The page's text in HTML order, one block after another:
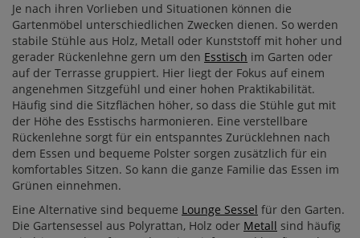
Je nach ihren Vorlieben und Situationen können die
Gartenmöbel unterschiedlichen Zwecken dienen. So werden
stabile Stühle aus Holz, Metall oder Kunststoff mit hoher und
gerader Rückenlehne gern um den Esstisch im Garten oder
auf der Terrasse gruppiert. Hier liegt der Fokus auf einem
angenehmen Sitzgefühl und einer hohen Praktikabilität.
Häufig sind die Sitzflächen höher, so dass die Stühle gut mit
der Höhe des Esstischs harmonieren. Eine verstellbare
Rückenlehne sorgt für ein entspanntes Zurücklehnen nach
dem Essen und bequeme Polster sorgen zusätzlich für ein
komfortables Sitzen. So kann die ganze Familie das Essen im
Grünen einnehmen.
Eine Alternative sind bequeme Lounge Sessel für den Garten.
Die Gartensessel aus Polyrattan, Holz oder Metall sind häufig